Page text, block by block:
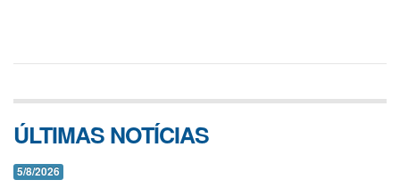
ÚLTIMAS NOTÍCIAS
5/8/2026